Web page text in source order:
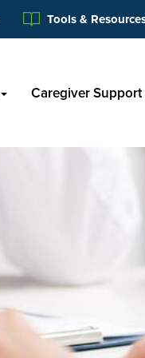
Tools &
Caregiver Support